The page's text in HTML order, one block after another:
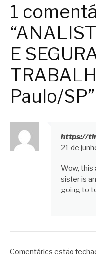
1
E
Paulo/SP”
https://
21 de
Wow, this
sister is
going to
Comentários estão